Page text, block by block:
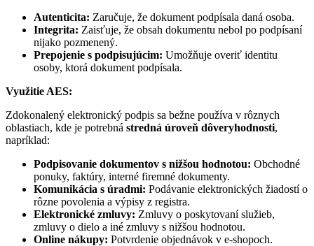
Autenticita: Zaručuje, že dokument podpísala daná osoba.
Integrita: Zaisťuje, že obsah dokumentu nebol po podpísaní
nijako pozmenený.
Prepojenie s podpisujúcim: Umožňuje overiť identitu
osoby, ktorá dokument podpísala.
Využitie AES:
Zdokonalený elektronický podpis sa bežne používa v rôznych
oblastiach, kde je potrebná stredná úroveň dôveryhodnosti,
napríklad:
Podpisovanie dokumentov s nižšou hodnotou: Obchodné
ponuky, faktúry, interné firemné dokumenty.
Komunikácia s úradmi: Podávanie elektronických žiadostí o
rôzne povolenia a výpisy z registra.
Elektronické zmluvy: Zmluvy o poskytovaní služieb,
zmluvy o dielo a iné zmluvy s nižšou hodnotou.
Online nákupy: Potvrdenie objednávok v e-shopoch.